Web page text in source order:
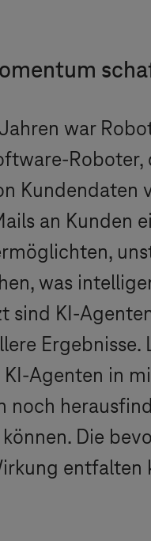
war
Kundendaten
an Kunden
was
sind KI-
KI-Agenten in
noch
Die
entfalten